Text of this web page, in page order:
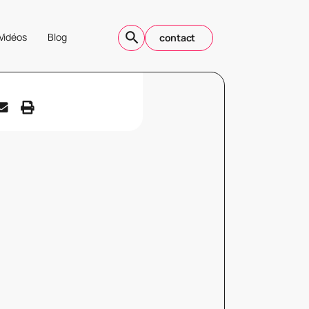
Blog contact